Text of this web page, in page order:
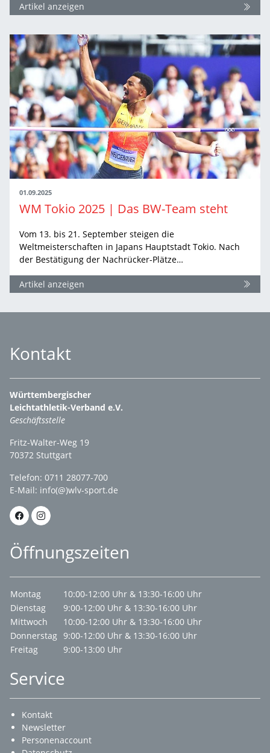
Artikel anzeigen
01.09.2025
WM Tokio 2025 | Das BW-Team steht
Vom 13. bis 21. September steigen die
Weltmeisterschaften in Japans Hauptstadt Tokio. Nach
der Bestätigung der Nachrücker-Plätze…
Artikel anzeigen
Kontakt
Württembergischer
Leichtathletik-Verband e.V.
Geschäftsstelle
Fritz-Walter-Weg 19
70372 Stuttgart
Telefon: 0711 28077-700
E-Mail: info(@)wlv-sport.de
Öffnungszeiten
Montag
10:00-12:00 Uhr & 13:30-16:00 Uhr
Dienstag
9:00-12:00 Uhr & 13:30-16:00 Uhr
Mittwoch
10:00-12:00 Uhr & 13:30-16:00 Uhr
Donnerstag 9:00-12:00 Uhr & 13:30-16:00 Uhr
Freitag
9:00-13:00 Uhr
Service
Kontakt
Newsletter
Personenaccount